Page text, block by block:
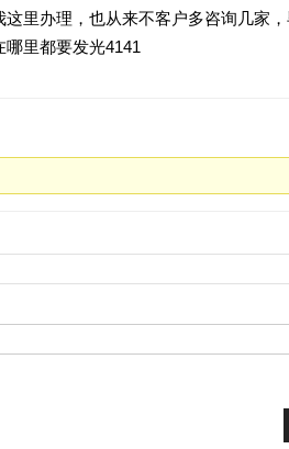
里办理，也从来不客户多咨询几家
里都要发光4141